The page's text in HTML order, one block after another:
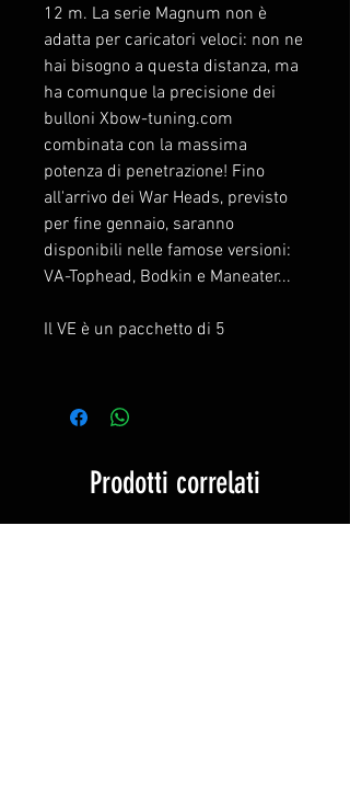
12 m. La serie Magnum non è
adatta per caricatori veloci: non ne
hai bisogno a questa distanza, ma
ha comunque la precisione dei
bulloni Xbow-tuning.com
combinata con la massima
potenza di penetrazione! Fino
all'arrivo dei War Heads, previsto
per fine gennaio, saranno
disponibili nelle famose versioni:
VA-Tophead, Bodkin e Maneater...
Il VE è un pacchetto di 5
Prodotti correlati